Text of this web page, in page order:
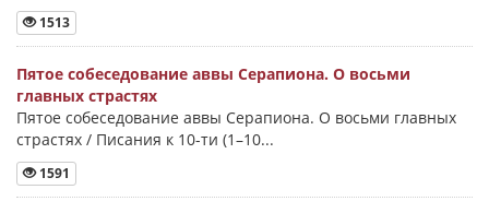
1513
Пятое собеседование аввы Серапиона. О восьми
главных страстях
Пятое собеседование аввы Серапиона. О восьми главных
страстях / Писания к 10-ти (1–10...
1591